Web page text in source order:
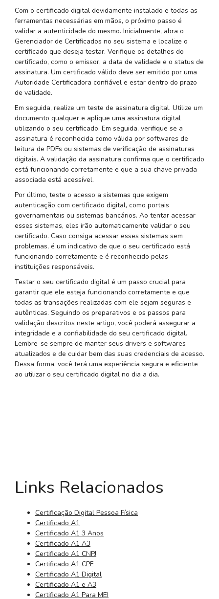
Com o certificado digital devidamente instalado e todas as
ferramentas necessárias em mãos, o próximo passo é
validar a autenticidade do mesmo. Inicialmente, abra o
Gerenciador de Certificados no seu sistema e localize o
certificado que deseja testar. Verifique os detalhes do
certificado, como o emissor, a data de validade e o status de
assinatura. Um certificado válido deve ser emitido por uma
Autoridade Certificadora confiável e estar dentro do prazo
de validade.
Em seguida, realize um teste de assinatura digital. Utilize um
documento qualquer e aplique uma assinatura digital
utilizando o seu certificado. Em seguida, verifique se a
assinatura é reconhecida como válida por softwares de
leitura de PDFs ou sistemas de verificação de assinaturas
digitais. A validação da assinatura confirma que o certificado
está funcionando corretamente e que a sua chave privada
associada está acessível.
Por último, teste o acesso a sistemas que exigem
autenticação com certificado digital, como portais
governamentais ou sistemas bancários. Ao tentar acessar
esses sistemas, eles irão automaticamente validar o seu
certificado. Caso consiga acessar esses sistemas sem
problemas, é um indicativo de que o seu certificado está
funcionando corretamente e é reconhecido pelas
instituições responsáveis.
Testar o seu certificado digital é um passo crucial para
garantir que ele esteja funcionando corretamente e que
todas as transações realizadas com ele sejam seguras e
autênticas. Seguindo os preparativos e os passos para
validação descritos neste artigo, você poderá assegurar a
integridade e a confiabilidade do seu certificado digital.
Lembre-se sempre de manter seus drivers e softwares
atualizados e de cuidar bem das suas credenciais de acesso.
Dessa forma, você terá uma experiência segura e eficiente
ao utilizar o seu certificado digital no dia a dia.
Links Relacionados
Certificação Digital Pessoa Física
Certificado A1
Certificado A1 3 Anos
Certificado A1 A3
Certificado A1 CNPJ
Certificado A1 CPF
Certificado A1 Digital
Certificado A1 e A3
Certificado A1 Para MEI